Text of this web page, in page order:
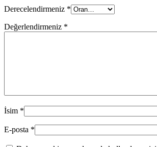
Derecelendirmeniz *
Değerlendirmeniz *
İsim *
E-posta *